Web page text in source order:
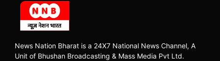
News Nation Bharat is a 24X7 National News Channel, A
Unit of Bhushan Broadcasting & Mass Media Pvt Ltd.